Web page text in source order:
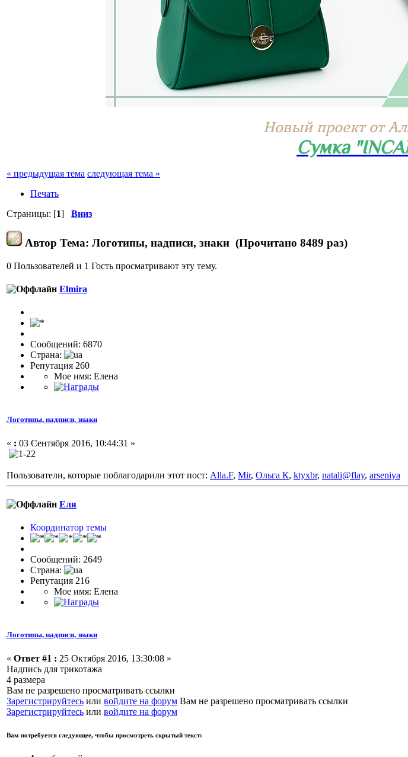
Новый проект от
Сумка
« предыдущая тема следующая тема »
Печать
Страницы: [1] Вниз
Автор Тема: Логотипы, надписи, знаки (Прочитано 8489 раз)
0 Пользователей и 1 Гость просматривают эту тему.
Elmira
Сообщений: 6870
Страна:
Репутация 260
Мое имя: Елена
Логотипы, надписи, знаки
« : 03 Сентября 2016, 10:44:31 »
Пользователи, которые поблагодарили этот пост: Alla.F, Mir, Ольга К, ktyxbr, natali@flay, arseniya
Еля
Координатор темы
Сообщений: 2649
Страна:
Репутация 216
Мое имя: Елена
Логотипы, надписи, знаки
« Ответ #1 : 25 Октября 2016, 13:30:08 »
Надпись для трикотажа
4 размера
Вам не разрешено просматривать ссылки
Зарегистрируйтесь или войдите на форум Вам не разрешено просматривать ссылки
Зарегистрируйтесь или войдите на форум
Вам потребуется следующее, чтобы просмотреть скрытый текст: